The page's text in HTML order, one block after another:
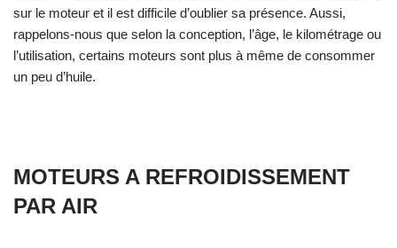
sur le moteur et il est difficile d’oublier sa présence. Aussi,
rappelons-nous que selon la conception, l’âge, le kilométrage ou
l’utilisation, certains moteurs sont plus à même de consommer
un peu d’huile.
MOTEURS A REFROIDISSEMENT
PAR AIR